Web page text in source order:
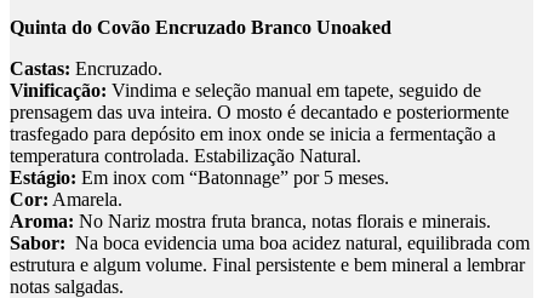
Quinta do Covão Encruzado Branco Unoaked
Castas: Encruzado.
Vinificação: Vindima e seleção manual em tapete, seguido de
prensagem das uva inteira. O mosto é decantado e posteriormente
trasfegado para depósito em inox onde se inicia a fermentação a
temperatura controlada. Estabilização Natural.
Estágio: Em inox com “Batonnage” por 5 meses.
Cor: Amarela.
Aroma: No Nariz mostra fruta branca, notas florais e minerais.
Sabor: Na boca evidencia uma boa acidez natural, equilibrada com
estrutura e algum volume. Final persistente e bem mineral a lembrar
notas salgadas.